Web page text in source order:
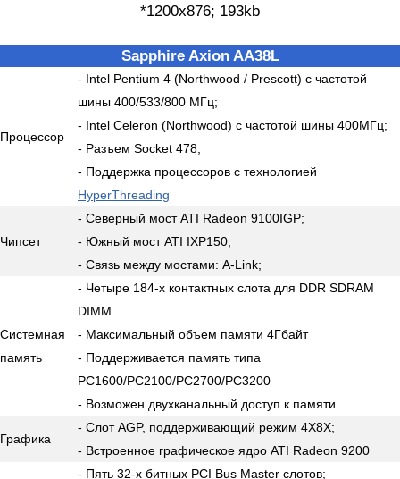
*1200x876; 193kb
Sapphire Axion AA38L
Процессор
- Intel Pentium 4 (Northwood / Prescott) с частотой
шины 400/533/800 МГц;
- Intel Celeron (Northwood) с частотой шины 400МГц;
- Разъем Socket 478;
- Поддержка процессоров с технологией
HyperThreading
Чипсет
- Северный мост ATI Radeon 9100IGP;
- Южный мост ATI IXP150;
- Связь между мостами: A-Link;
Системная
память
- Четыре 184-х контактных слота для DDR SDRAM
DIMM
- Максимальный объем памяти 4Гбайт
- Поддерживается память типа
PC1600/PC2100/PC2700/PC3200
- Возможен двухканальный доступ к памяти
Графика
- Слот AGP, поддерживающий режим 4X8X;
- Встроенное графическое ядро ATI Radeon 9200
- Пять 32-х битных PCI Bus Master слотов;